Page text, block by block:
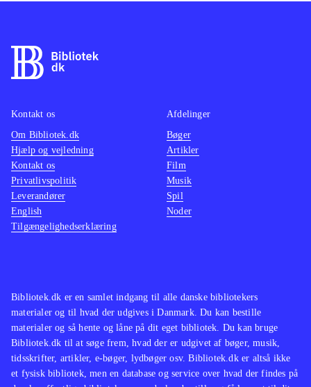
Bibliotek.dk er en samlet indgang til alle danske bibliotekers
materialer og til hvad der udgives i Danmark. Du kan bestille
materialer og så hente og låne på dit eget bibliotek. Du kan bruge
Bibliotek.dk til at søge frem, hvad der er udgivet af bøger, musik,
tidsskrifter, artikler, e-bøger, lydbøger osv. Bibliotek.dk er altså ikke
et fysisk bibliotek, men en database og service over hvad der findes på
Kontakt os
Om Bibliotek.dk
Hjælp og vejledning
Kontakt os
Privatlivspolitik
Leverandører
English
Tilgængelighedserklæring
Afdelinger
Bøger
Artikler
Film
Musik
Spil
Noder